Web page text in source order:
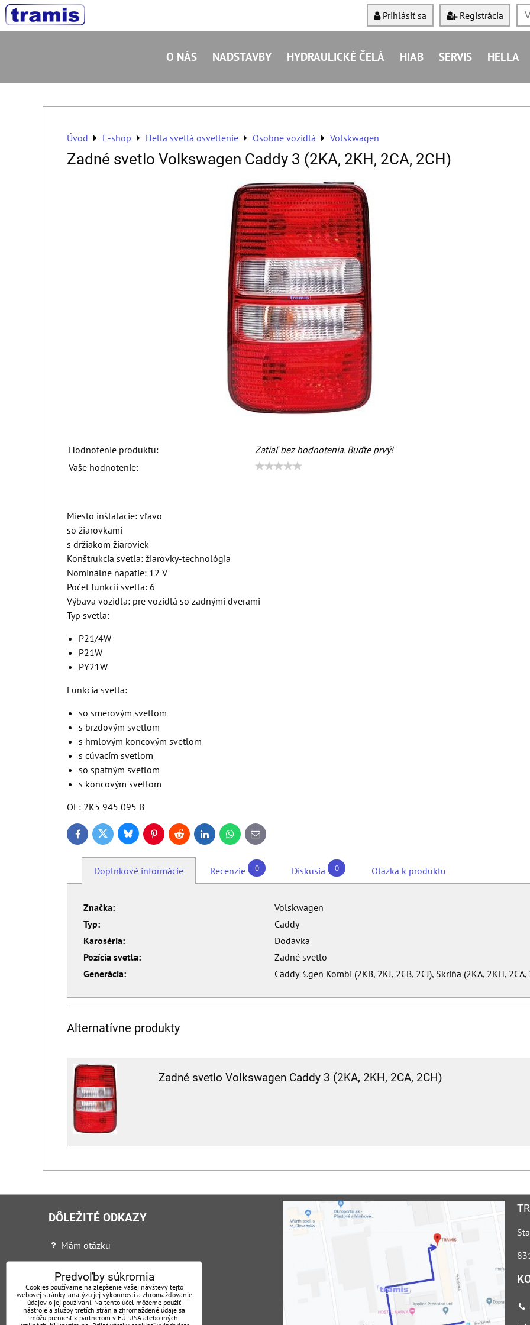
Prihlásiť sa Registrácia
O NÁS NADSTAVBY HYDRAULICKÉ ČELÁ HIAB SERVIS HELLA
Úvod E-shop Hella svetlá osvetlenie Osobné vozidlá Volskwagen
Zadné svetlo Volkswagen Caddy 3 (2KA, 2KH, 2CA, 2CH)
Hodnotenie produktu:
Zatiaľ bez hodnotenia. Buďte prvý!
Vaše hodnotenie:
Miesto inštalácie: vľavo
so žiarovkami
s držiakom žiaroviek
Konštrukcia svetla: žiarovky-technológia
Nominálne napätie: 12 V
Počet funkcií svetla: 6
Výbava vozidla: pre vozidlá so zadnými dverami
Typ svetla:
P21/4W
P21W
PY21W
Funkcia svetla:
so smerovým svetlom
s brzdovým svetlom
s hmlovým koncovým svetlom
s cúvacím svetlom
so spätným svetlom
s koncovým svetlom
OE: 2K5 945 095 B
FacebookTwitter BlueskyPinterestReddit LinkedInWhatsApp
E-
mail
Doplnkové informácie Recenzie 0 Diskusia 0 Otázka k produktu
Značka:
Volskwagen
Typ:
Caddy
Karoséria:
Dodávka
Pozícia svetla:
Zadné svetlo
Generácia:
Caddy 3.gen Kombi (2KB, 2KJ, 2CB, 2CJ), Skriňa (2KA, 2KH, 2CA,
Alternatívne produkty
Zadné svetlo Volkswagen Caddy 3 (2KA, 2KH, 2CA, 2CH)
DÔLEŽITÉ ODKAZY
Mám otázku
Ochrana osobných údajov + VOP
Certifikáty
Reklamačný poriadok
Predvoľby súkromia
Cookies používame na zlepšenie vašej návštevy tejto
webovej stránky, analýzu jej výkonnosti a zhromažďovanie
údajov o jej používaní. Na tento účel môžeme použiť
nástroje a služby tretích strán a zhromaždené údaje sa
môžu preniesť k partnerom v EÚ, USA alebo iných